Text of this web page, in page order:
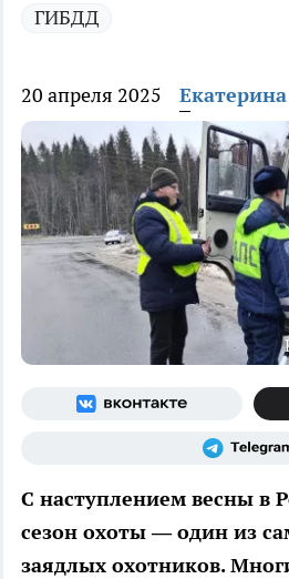
ГИБДД
20 апреля 2025
С наступлением весны в
сезон охоты — один из
заядлых охотников.